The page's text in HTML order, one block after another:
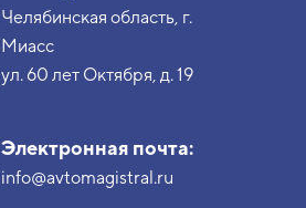
Челябинская область, г.
Миасс
ул. 60 лет Октября, д. 19
Электронная почта:
info@avtomagistral.ru